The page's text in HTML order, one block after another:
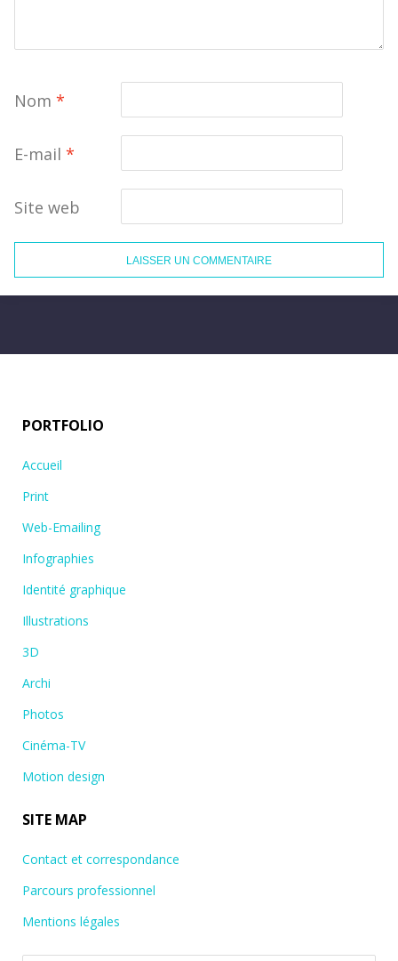
Nom *
E-mail *
Site web
PORTFOLIO
Accueil
Print
Web-Emailing
Infographies
Identité graphique
Illustrations
3D
Archi
Photos
Cinéma-TV
Motion design
SITE MAP
Contact et correspondance
Parcours professionnel
Mentions légales